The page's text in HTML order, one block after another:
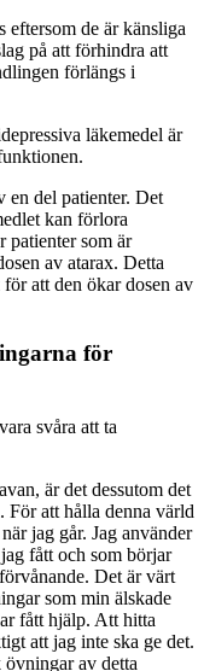
de är känsliga
på att förhindra att
förlängs i
läkemedel är
en del patienter. Det
kan förlora
patienter som är
av atarax. Detta
att den ökar dosen av
för
svåra att ta
är det dessutom det
att hålla denna värld
jag går. Jag använder
fått och som börjar
Det är värt
som min älskade
fått hjälp. Att hitta
att jag inte ska ge det.
övningar av detta